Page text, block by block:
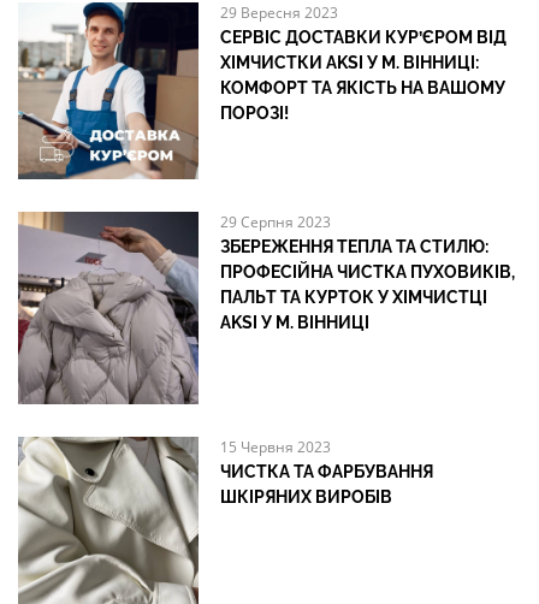
29 Вересня 2023
СЕРВІС ДОСТАВКИ КУР’ЄРОМ ВІД
ХІМЧИСТКИ AKSI У М. ВІННИЦІ:
КОМФОРТ ТА ЯКІСТЬ НА ВАШОМУ
ПОРОЗІ!
29 Серпня 2023
ЗБЕРЕЖЕННЯ ТЕПЛА ТА СТИЛЮ:
ПРОФЕСІЙНА ЧИСТКА ПУХОВИКІВ,
ПАЛЬТ ТА КУРТОК У ХІМЧИСТЦІ
AKSI У М. ВІННИЦІ
15 Червня 2023
ЧИСТКА ТА ФАРБУВАННЯ
ШКІРЯНИХ ВИРОБІВ